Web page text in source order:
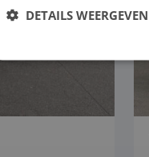
DETAILS WEERGEVEN